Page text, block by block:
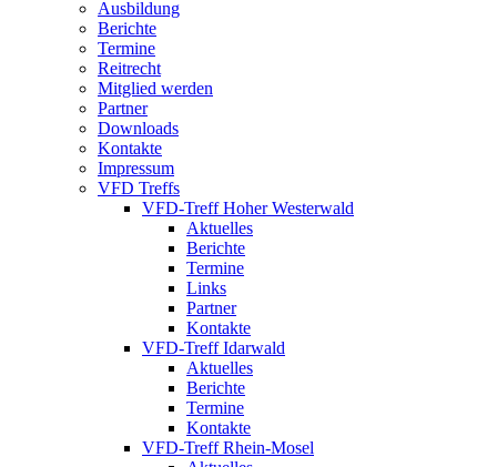
Ausbildung
Berichte
Termine
Reitrecht
Mitglied werden
Partner
Downloads
Kontakte
Impressum
VFD Treffs
VFD-Treff Hoher Westerwald
Aktuelles
Berichte
Termine
Links
Partner
Kontakte
VFD-Treff Idarwald
Aktuelles
Berichte
Termine
Kontakte
VFD-Treff Rhein-Mosel